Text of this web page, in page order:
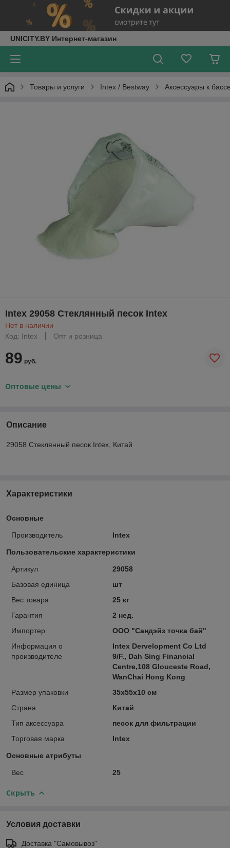
UNICITY.BY Интернет-магазин
Товары и услуги Intex / Bestway Аксессуары к
Intex 29058 Стеклянный песок Intex
Нет в наличии
Код: Intex
Опт и розница
89 руб.
Оптовые цены
Описание
29058 Стеклянный песок Intex, Китай
Характеристики
Основные
Производитель Intex
Пользовательские характеристики
Артикул
29058
Базовая единица
шт
Вес товара
25 кг
Гарантия
2 нед.
Импортер
ООО "Сандэйз точка бай"
Информация о
производителе
Intex Dervelopment Co Ltd
9/F., Dah Sing Financial
Centre,108 Glouceste Road,
WanChai Hong Kong
Размер упаковки
35х55х10 см
Страна
Китай
Тип аксессуара
песок для фильтрации
Торговая марка
Intex
Основные атрибуты
Вес 25
Скрыть
Условия доставки
Доставка "Самовывоз"